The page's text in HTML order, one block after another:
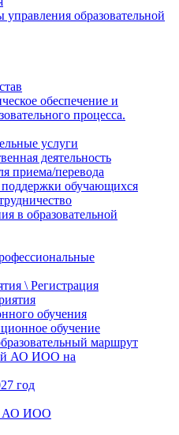
образовательной
обеспечение и
процесса.
услуги
деятельность
приема/перевода
обучающихся
в образовательной
\ Регистрация
обучения
обучение
маршрут
АО ИОО на
год
АО ИОО